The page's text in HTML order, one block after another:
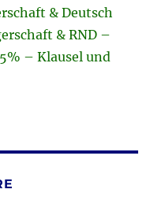
& Deutsch
& RND –
– Klausel und